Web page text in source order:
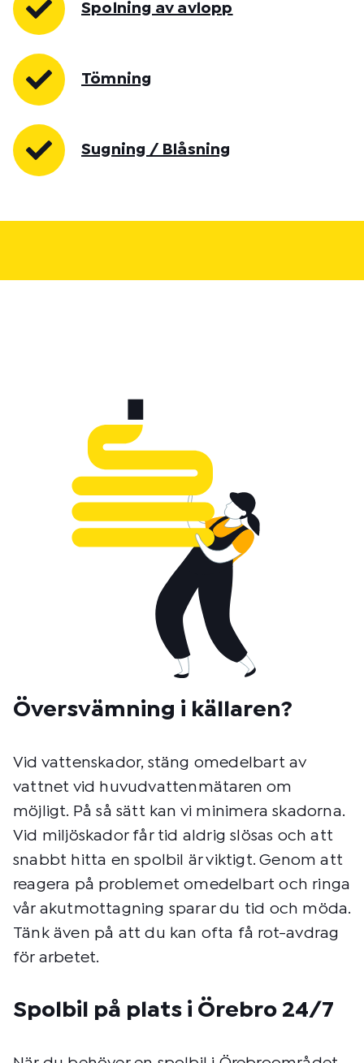
Spolning av avlopp
Tömning
Sugning / Blåsning
Översvämning i källaren?
Vid vattenskador, stäng omedelbart av
vattnet vid huvudvattenmätaren om
möjligt. På så sätt kan vi minimera skadorna.
Vid miljöskador får tid aldrig slösas och att
snabbt hitta en spolbil är viktigt. Genom att
reagera på problemet omedelbart och ringa
vår akutmottagning sparar du tid och möda.
Tänk även på att du kan ofta få rot-avdrag
för arbetet.
Spolbil på plats i Örebro 24/7